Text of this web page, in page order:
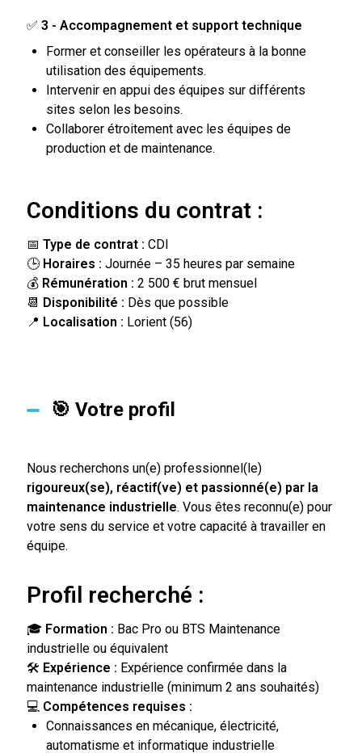
✅ 3 - Accompagnement et support technique
Former et conseiller les opérateurs à la bonne
utilisation des équipements.
Intervenir en appui des équipes sur différents
sites selon les besoins.
Collaborer étroitement avec les équipes de
production et de maintenance.
Conditions du contrat :
📅 Type de contrat : CDI
🕒 Horaires : Journée – 35 heures par semaine
💰 Rémunération : 2 500 € brut mensuel
📆 Disponibilité : Dès que possible
📍 Localisation : Lorient (56)
🎯 Votre profil
Nous recherchons un(e) professionnel(le)
rigoureux(se), réactif(ve) et passionné(e) par la
maintenance industrielle. Vous êtes reconnu(e) pour
votre sens du service et votre capacité à travailler en
équipe.
Profil recherché :
🎓 Formation : Bac Pro ou BTS Maintenance
industrielle ou équivalent
🛠 Expérience : Expérience confirmée dans la
maintenance industrielle (minimum 2 ans souhaités)
💻 Compétences requises :
Connaissances en mécanique, électricité,
automatisme et informatique industrielle